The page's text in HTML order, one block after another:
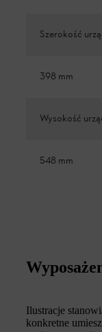
Szerokość
398 mm
Wysokość
548 mm
Ilustracje
konkretne